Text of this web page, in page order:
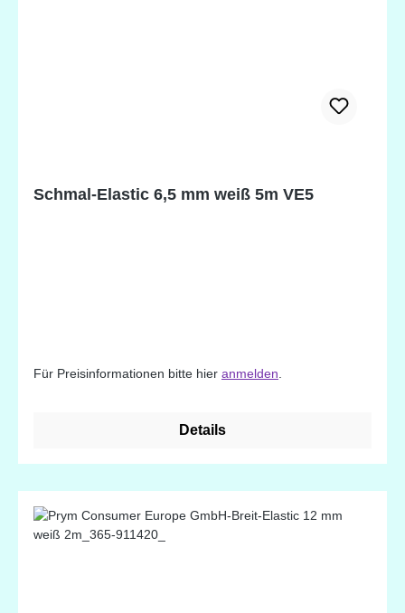
Schmal-Elastic 6,5 mm weiß 5m VE5
Für Preisinformationen bitte hier anmelden
Details